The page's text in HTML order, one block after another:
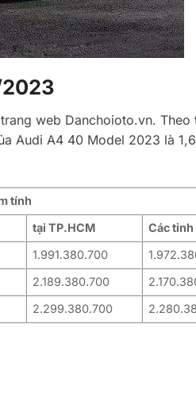
web Danchoioto.vn. Theo
Audi A4 40 Model 2023 là
tính
tại TP.HCM
Các
1.991.380.700
2.189.380.700
2.299.380.700